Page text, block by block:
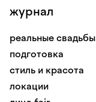
журнал
реальные свадьбы
подготовка
стиль и красота
локации